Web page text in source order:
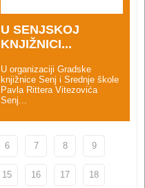
U SENJSKOJ
KNJIŽNICI...
U organizaciji Gradske
knjižnice Senj i Srednje škole
Pavla Rittera Vitezovića
Senj...
6 7 8 9
15 16 17 18